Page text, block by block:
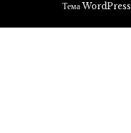
Тема WordPress